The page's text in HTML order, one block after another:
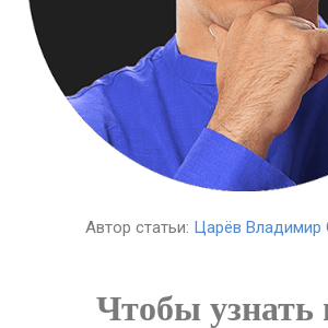
Автор статьи: Царёв Владимир
Чтобы узнать